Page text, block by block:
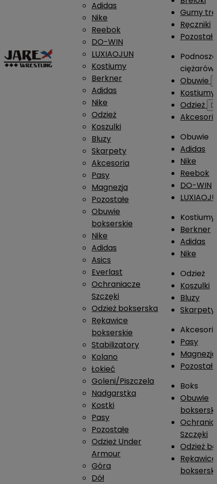
Adidas
Nike
Reebok
DO-WIN
LUXIAOJUN
Kostiumy
Berkner
Adidas
Nike
Odzież
Koszulki
Bluzy
Skarpety
Akcesoria
Pasy
Magnezja
Pozostałe
Obuwie
bokserskie
Nike
Adidas
Asics
Everlast
Ochraniacze
Szczęki
Odzież bokserska
Rękawice
bokserskie
Stabilizatory
Kolano
Łokieć
Goleni/Piszczela
Nadgarstka
Kostki
Pasy
Pozostałe
Odzież Under
Armour
Góra
Dół
Gumy
Ręczniki
ciężarów
Obuwie
Kostiumy
Odzież

Obuwie
Adidas
Nike
Reebok
DO-WIN
Kostiumy
Berkner
Adidas
Nike
Odzież
Koszulki
Bluzy
Skarpety
Pasy
Magnezja
Boks
Obuwie
Szczęki
Odzież
Rękawice